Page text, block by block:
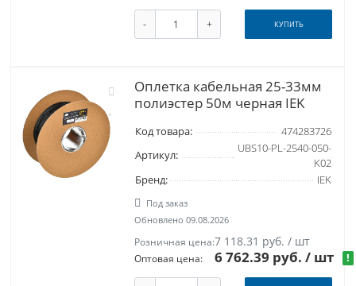
- + КУПИТЬ
Оплетка кабельная 25-33мм
полиэстер 50м черная IEK
Код товара:
474283726
Артикул:
UBS10-PL-2540-050-
K02
Бренд:
IEK
Под заказ
Обновлено 09.08.2026
Розничная цена:7 118.31 руб. / шт
Оптовая цена: 6 762.39 руб./ шт !